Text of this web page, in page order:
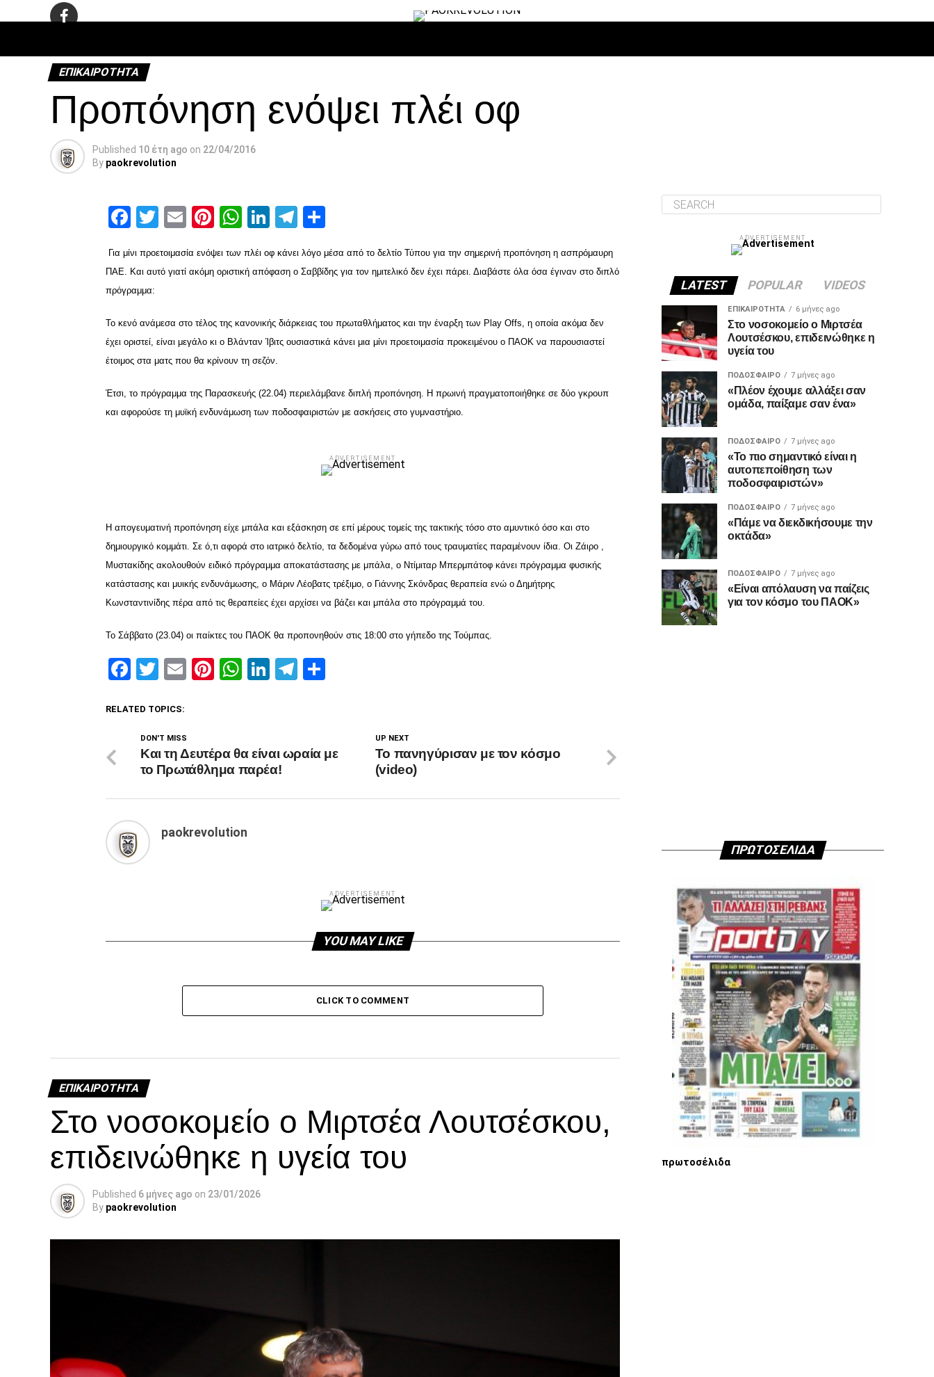
ΕΠΙΚΑΙΡΌΤΗΤΑ
Προπόνηση ενόψει πλέι οφ
Published 10 έτη ago on 22/04/2016
By paokrevolution
Facebook
Twitter
EmailPinterest
WhatsApp
LinkedIn
Telegram
Για μίνι προετοιμασία ενόψει των πλέι οφ κάνει λόγο μέσα από το δελτίο Τύπου για την σημερινή προπόνηση η ασπρόμαυρη
ΠΑΕ. Και αυτό γιατί ακόμη οριστική απόφαση ο Σαββίδης για τον ημιτελικό δεν έχει πάρει. Διαβάστε όλα όσα έγιναν στο διπλό
πρόγραμμα:
Το κενό ανάμεσα στο τέλος της κανονικής διάρκειας του πρωταθλήματος και την έναρξη των Play Offs, η οποία ακόμα δεν
έχει οριστεί, είναι μεγάλο κι ο Βλάνταν Ίβιτς ουσιαστικά κάνει μια μίνι προετοιμασία προκειμένου ο ΠΑΟΚ να παρουσιαστεί
έτοιμος στα ματς που θα κρίνουν τη σεζόν.
Έτσι, το πρόγραμμα της Παρασκευής (22.04) περιελάμβανε διπλή προπόνηση. Η πρωινή πραγματοποιήθηκε σε δύο γκρουπ
και αφορούσε τη μυϊκή ενδυνάμωση των ποδοσφαιριστών με ασκήσεις στο γυμναστήριο.
ADVERTISEMENT
Η απογευματινή προπόνηση είχε μπάλα και εξάσκηση σε επί μέρους τομείς της τακτικής τόσο στο αμυντικό όσο και στο
δημιουργικό κομμάτι. Σε ό,τι αφορά στο ιατρικό δελτίο, τα δεδομένα γύρω από τους τραυματίες παραμένουν ίδια. Οι Ζάιρο ,
Μυστακίδης ακολουθούν ειδικό πρόγραμμα αποκατάστασης με μπάλα, ο Ντίμιταρ Μπερμπάτοφ κάνει πρόγραμμα φυσικής
κατάστασης και μυικής ενδυνάμωσης, ο Μάριν Λέοβατς τρέξιμο, ο Γιάννης Σκόνδρας θεραπεία ενώ ο Δημήτρης
Κωνσταντινίδης πέρα από τις θεραπείες έχει αρχίσει να βάζει και μπάλα στο πρόγραμμά του.
Το Σάββατο (23.04) οι παίκτες του ΠΑΟΚ θα προπονηθούν στις 18:00 στο γήπεδο της Τούμπας.
Facebook
Twitter
EmailPinterest
WhatsApp
LinkedIn
Telegram
RELATED TOPICS:
UP NEXT
To πανηγύρισαν με τον κόσμο
(video)
DON'T MISS
Και τη Δευτέρα θα είναι ωραία με
το Πρωτάθλημα παρέα!
paokrevolution
ADVERTISEMENT
YOU MAY LIKE
CLICK TO COMMENT
ΕΠΙΚΑΙΡΌΤΗΤΑ
Στο νοσοκομείο ο Μιρτσέα Λουτσέσκου,
επιδεινώθηκε η υγεία του
Published 6 μήνες ago on 23/01/2026
By paokrevolution
ADVERTISEMENT
LATEST POPULAR VIDEOS
ΕΠΙΚΑΙΡΌΤΗΤΑ 6 μήνες ago
Στο νοσοκομείο ο Μιρτσέα
Λουτσέσκου, επιδεινώθηκε η
υγεία του
ΠΟΔΌΣΦΑΙΡΟ 7 μήνες ago
«Πλέον έχουμε αλλάξει σαν
ομάδα, παίξαμε σαν ένα»
ΠΟΔΌΣΦΑΙΡΟ 7 μήνες ago
«Το πιο σημαντικό είναι η
αυτοπεποίθηση των
ποδοσφαιριστών»
ΠΟΔΌΣΦΑΙΡΟ 7 μήνες ago
«Πάμε να διεκδικήσουμε την
οκτάδα»
ΠΟΔΌΣΦΑΙΡΟ 7 μήνες ago
«Είναι απόλαυση να παίζεις
για τον κόσμο του ΠΑΟΚ»
ΠΡΩΤΟΣΕΛΙΔΑ
πρωτοσέλιδα